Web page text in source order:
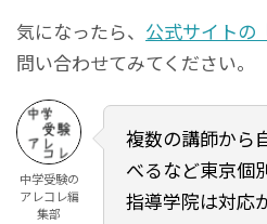
気になったら、 公式サイトの
問い合わせてみてください。
中学受験の
アレコレ編
集部
複数の講師から
べるなど東京個
指導学院は対応